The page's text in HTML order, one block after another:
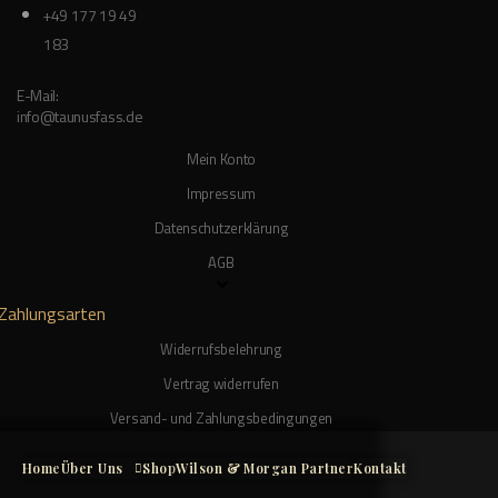
+49 177 19 49
183
E-Mail:
info@taunusfass.de
Mein Konto
Impressum
Datenschutzerklärung
AGB
Widerrufsbelehrung
Vertrag widerrufen
Versand- und Zahlungsbedingungen
HomeÜber Uns ShopWilson & Morgan PartnerKontakt